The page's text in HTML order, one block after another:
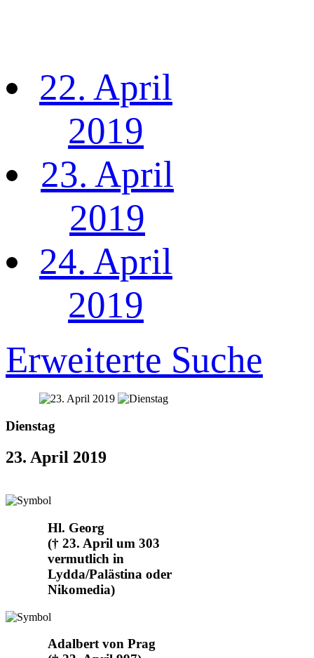
22. April
2019
23. April
2019
24. April
2019
Erweiterte Suche
Dienstag
23. April 2019
Hl. Georg
(† 23. April um 303
vermutlich in
Lydda/Palästina oder
Nikomedia)
Adalbert von Prag